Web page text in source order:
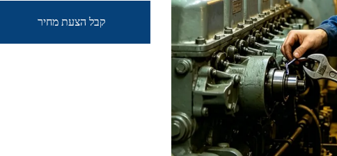
קבל הצעת מחיר